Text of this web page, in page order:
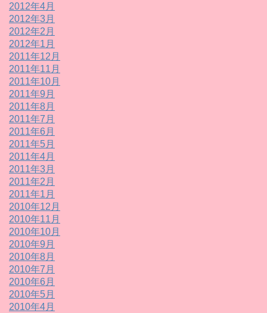
2012年4月
2012年3月
2012年2月
2012年1月
2011年12月
2011年11月
2011年10月
2011年9月
2011年8月
2011年7月
2011年6月
2011年5月
2011年4月
2011年3月
2011年2月
2011年1月
2010年12月
2010年11月
2010年10月
2010年9月
2010年8月
2010年7月
2010年6月
2010年5月
2010年4月